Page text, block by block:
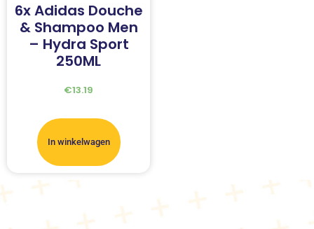
6x Adidas Douche
& Shampoo Men
– Hydra Sport
250ML
€13.19
In winkelwagen